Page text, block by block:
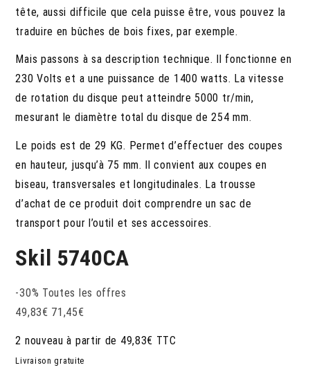
tête, aussi difficile que cela puisse être, vous pouvez la
traduire en bûches de bois fixes, par exemple.
Mais passons à sa description technique. Il fonctionne en
230 Volts et a une puissance de 1400 watts. La vitesse
de rotation du disque peut atteindre 5000 tr/min,
mesurant le diamètre total du disque de 254 mm.
Le poids est de 29 KG. Permet d’effectuer des coupes
en hauteur, jusqu’à 75 mm. Il convient aux coupes en
biseau, transversales et longitudinales. La trousse
d’achat de ce produit doit comprendre un sac de
transport pour l’outil et ses accessoires.
Skil 5740CA
-30% Toutes les offres
49,83€ 71,45€
2 nouveau à partir de 49,83€ TTC
Livraison gratuite